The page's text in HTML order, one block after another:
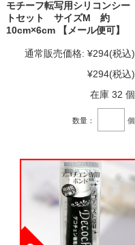
モチーフ転写用シリコンシー
トセット サイズM 約
10cm×6cm 【メール便可】
通常販売価格: ¥294(税込)
¥294(税込)
在庫 32 個
数量： 個